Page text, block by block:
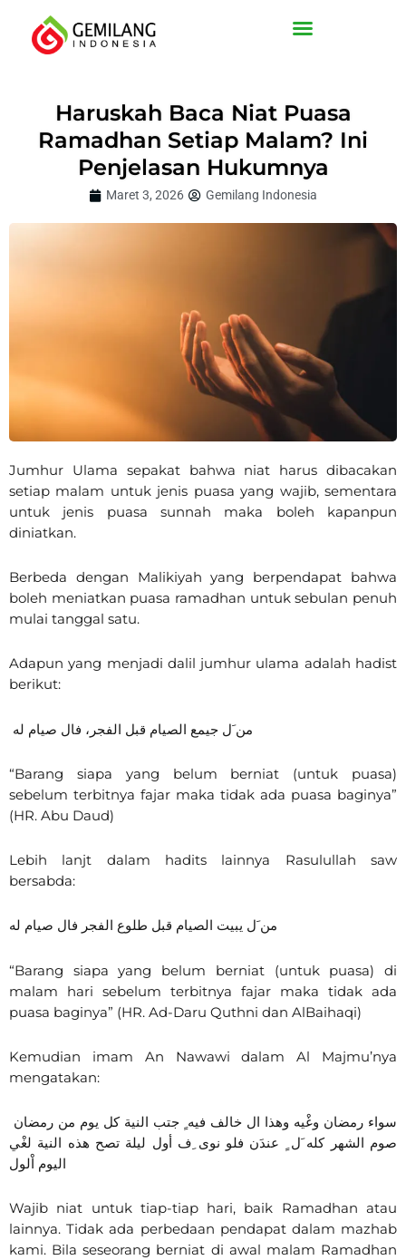
konten
Haruskah Baca Niat Puasa
Ramadhan Setiap Malam? Ini
Penjelasan Hukumnya
Maret 3, 2026 Gemilang Indonesia
Jumhur Ulama sepakat bahwa niat harus dibacakan
setiap malam untuk jenis puasa yang wajib, sementara
untuk jenis puasa sunnah maka boleh kapanpun
diniatkan.
Berbeda dengan Malikiyah yang berpendapat bahwa
boleh meniatkan puasa ramadhan untuk sebulan penuh
mulai tanggal satu.
Adapun yang menjadi dalil jumhur ulama adalah hadist
berikut:
“Barang siapa yang belum berniat (untuk puasa)
sebelum terbitnya fajar maka tidak ada puasa baginya”
(HR. Abu Daud)
Lebih lanjt dalam hadits lainnya Rasulullah saw
bersabda:
“Barang siapa yang belum berniat (untuk puasa) di
malam hari sebelum terbitnya fajar maka tidak ada
puasa baginya” (HR. Ad-Daru Quthni dan AlBaihaqi)
Kemudian imam An Nawawi dalam Al Majmu’nya
mengatakan:
صوم الشهر كله َل ٍ عندَن فلو نوى ِف أول ليلة تصح هذه النية لغْي
Wajib niat untuk tiap-tiap hari, baik Ramadhan atau
lainnya. Tidak ada perbedaan pendapat dalam mazhab
kami. Bila seseorang berniat di awal malam Ramadhan